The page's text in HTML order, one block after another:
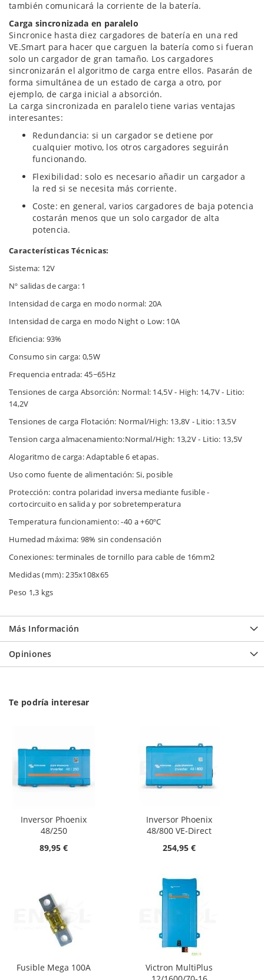
también comunicará la corriente de la batería.
Carga sincronizada en paralelo
Sincronice hasta diez cargadores de batería en una red
VE.Smart para hacer que carguen la batería como si fueran
solo un cargador de gran tamaño. Los cargadores
sincronizarán el algoritmo de carga entre ellos. Pasarán de
forma simultánea de un estado de carga a otro, por
ejemplo, de carga inicial a absorción.
La carga sincronizada en paralelo tiene varias ventajas
interesantes:
Redundancia: si un cargador se detiene por
cualquier motivo, los otros cargadores seguirán
funcionando.
Flexibilidad: solo es necesario añadir un cargador a
la red si se necesita más corriente.
Coste: en general, varios cargadores de baja potencia
costarán menos que un solo cargador de alta
potencia.
Características Técnicas:
Sistema: 12V
Nº salidas de carga: 1
Intensidad de carga en modo normal: 20A
Intensidad de carga en modo Night o Low: 10A
Eficiencia: 93%
Consumo sin carga: 0,5W
Frequencia entrada: 45~65Hz
Tensiones de carga Absorción: Normal: 14,5V - High: 14,7V - Litio:
14,2V
Tensiones de carga Flotación: Normal/High: 13,8V - Litio: 13,5V
Tension carga almacenamiento:Normal/High: 13,2V - Litio: 13,5V
Alogaritmo de carga: Adaptable 6 etapas.
Uso como fuente de alimentación: Si, posible
Protección: contra polaridad inversa mediante fusible -
cortocircuito en salida y por sobretemperatura
Temperatura funcionamiento: -40 a +60ºC
Humedad máxima: 98% sin condensación
Conexiones: terminales de tornillo para cable de 16mm2
Medidas (mm): 235x108x65
Peso 1,3 kgs
Más Información
Opiniones
Te podría interesar
Inversor Phoenix
48/250
89,95 €
Inversor Phoenix
48/800 VE-Direct
254,95 €
Fusible Mega 100A
Victron MultiPlus